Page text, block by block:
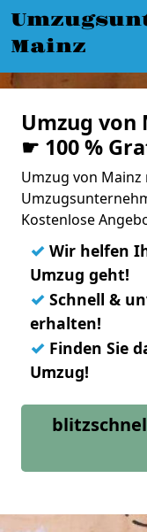
Mainz
Umzug von
☛ 100 %
Umzug von Mainz
Kostenlose
✓ Wir helfen
Umzug geht!
✓ Schnell &
erhalten!
✓ Finden Sie
Umzug!